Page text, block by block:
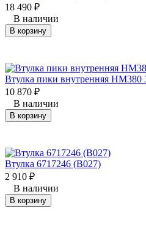
18 490 ₽
В наличии
В корзину
Втулка пики внутренняя НМ380
10 870 ₽
В наличии
В корзину
Втулка 6717246 (B027)
2 910 ₽
В наличии
В корзину